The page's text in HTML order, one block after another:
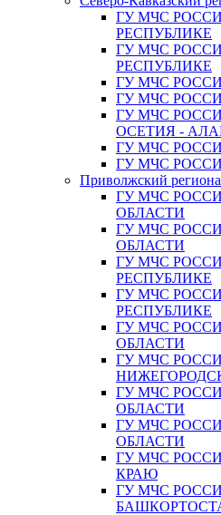
ГУ МЧС
РЕСПУБЛИКЕ
ГУ МЧС
РЕСПУБЛИКЕ
ГУ МЧС
ГУ МЧС
ГУ МЧС
ОСЕТИЯ -
ГУ МЧС
ГУ МЧС
Приволжский
ГУ МЧС
ОБЛАСТИ
ГУ МЧС
ОБЛАСТИ
ГУ МЧС
РЕСПУБЛИКЕ
ГУ МЧС
РЕСПУБЛИКЕ
ГУ МЧС
ОБЛАСТИ
ГУ МЧС
ГУ МЧС
ОБЛАСТИ
ГУ МЧС
ОБЛАСТИ
ГУ МЧС
КРАЮ
ГУ МЧС